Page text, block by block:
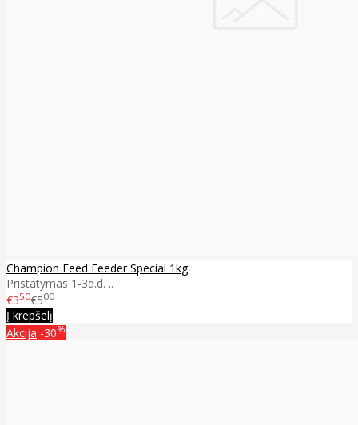
Champion Feed Feeder Special 1kg
Pristatymas 1-3d.d. ..
€350€500
Į krepšelį
Akcija -30%